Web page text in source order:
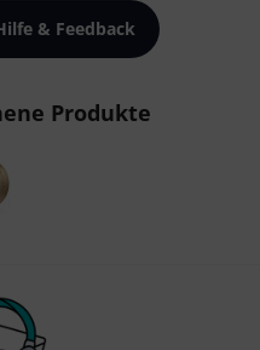
& Feedback
Produkte